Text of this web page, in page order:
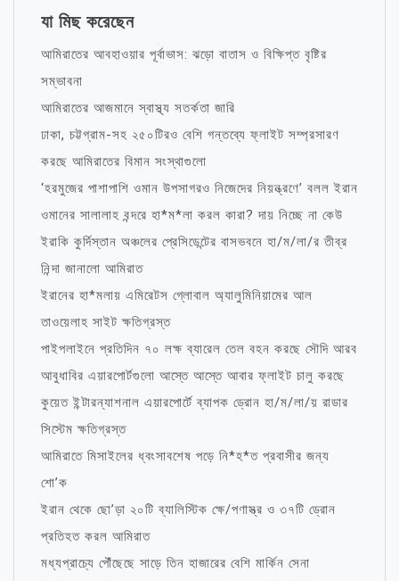
যা মিছ করেছেন
আমিরাতের আবহাওয়ার পূর্বাভাস: ঝড়ো বাতাস ও বিক্ষিপ্ত বৃষ্টির
সম্ভাবনা
আমিরাতের আজমানে স্বাস্থ্য সতর্কতা জারি
ঢাকা, চট্টগ্রাম-সহ ২৫০টিরও বেশি গন্তব্যে ফ্লাইট সম্প্রসারণ
করছে আমিরাতের বিমান সংস্থাগুলো
‘হরমুজের পাশাপাশি ওমান উপসাগরও নিজেদের নিয়ন্ত্রণে’ বলল ইরান
ওমানের সালালাহ বন্দরে হা*ম*লা করল কারা? দায় নিচ্ছে না কেউ
ইরাকি কুর্দিস্তান অঞ্চলের প্রেসিডেন্টের বাসভবনে হা/ম/লা/র তীব্র
নিন্দা জানালো আমিরাত
ইরানের হা*মলায় এমিরেটস গ্লোবাল অ্যালুমিনিয়ামের আল
তাওয়েলাহ সাইট ক্ষতিগ্রস্ত
পাইপলাইনে প্রতিদিন ৭০ লক্ষ ব্যারেল তেল বহন করছে সৌদি আরব
আবুধাবির এয়ারপোর্টগুলো আস্তে আস্তে আবার ফ্লাইট চালু করছে
কুয়েত ইন্টারন্যাশনাল এয়ারপোর্টে ব্যাপক ড্রোন হা/ম/লা/য় রাডার
সিস্টেম ক্ষতিগ্রস্ত
আমিরাতে মিসাইলের ধ্বংসাবশেষ পড়ে নি*হ*ত প্রবাসীর জন্য
শো’ক
ইরান থেকে ছো’ড়া ২০টি ব্যালিস্টিক ক্ষে/পণাস্ত্র ও ৩৭টি ড্রোন
প্রতিহত করল আমিরাত
মধ্যপ্রাচ্যে পৌঁছেছে সাড়ে তিন হাজারের বেশি মার্কিন সেনা